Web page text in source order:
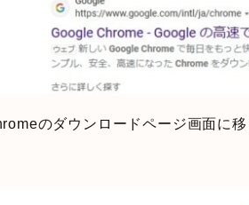
のダウンロードページ画面に